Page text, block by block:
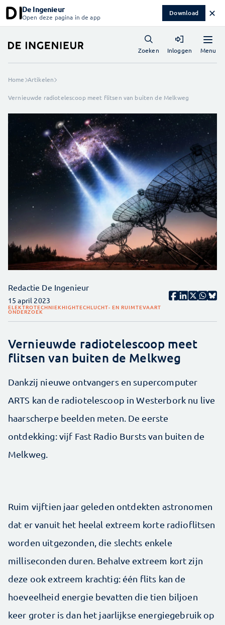
De Ingenieur
Open deze pagina in de app Download ✕
Menu
Zoeken Inloggen
Home Artikelen
Vernieuwde radiotelescoop meet flitsen van buiten de Melkweg
Redactie De Ingenieur
15 april 2023
ELEKTROTECHNIEKHIGHTECHLUCHT- EN RUIMTEVAART
ONDERZOEK
Vernieuwde radiotelescoop meet
flitsen van buiten de Melkweg
Dankzij nieuwe ontvangers en supercomputer
ARTS kan de radiotelescoop in Westerbork nu live
haarscherpe beelden meten. De eerste
ontdekking: vijf Fast Radio Bursts van buiten de
Melkweg.
Ruim vijftien jaar geleden ontdekten astronomen
dat er vanuit het heelal extreem korte radioflitsen
worden uitgezonden, die slechts enkele
milliseconden duren. Behalve extreem kort zijn
deze ook extreem krachtig: één flits kan de
hoeveelheid energie bevatten die tien biljoen
keer groter is dan het jaarlijkse energiegebruik op